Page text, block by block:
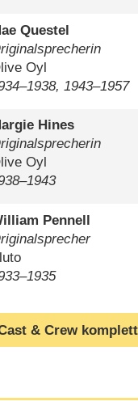
Questel
Oyl
1943⁠–⁠1957
Hines
Oyl
Pennell
& Crew komplett